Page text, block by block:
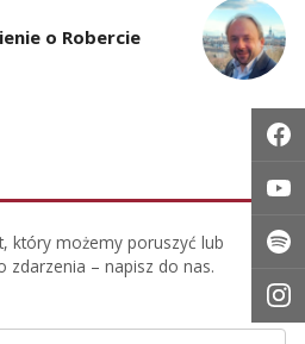
o Robercie
który możemy poruszyć lub
zdarzenia – napisz do nas.